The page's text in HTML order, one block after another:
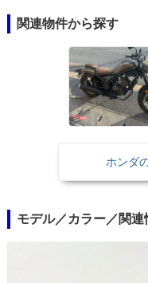
関連物件から探す
ホンダ
モデル／カラー／関連